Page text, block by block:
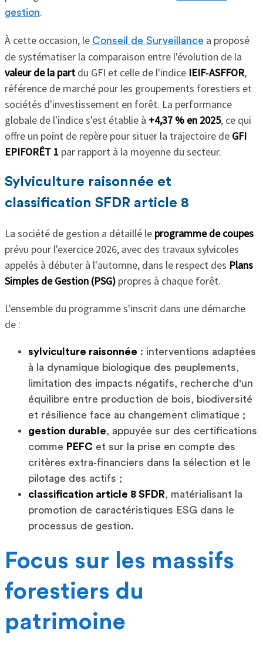
gestion.
À cette occasion, le Conseil de Surveillance a proposé
de systématiser la comparaison entre l'évolution de la
valeur de la partdu GFI et celle de l'indice IEIF‑ASFFOR,
référence de marché pour les groupements forestiers et
sociétés d'investissement en forêt. La performance
globale de l'indice s'est établie à +4,37 % en 2025, ce qui
offre un point de repère pour situer la trajectoire deGFI
EPIFORÊT 1 par rapport à la moyenne du secteur.
Sylviculture raisonnée et
classification SFDR article 8
La société de gestion a détaillé le programme de coupes
prévu pour l'exercice 2026, avec des travaux sylvicoles
appelés à débuter à l'automne, dans le respect des Plans
Simples de Gestion (PSG)propres à chaque forêt.
L'ensemble du programme s'inscrit dans une démarche
de :
sylviculture raisonnée : interventions adaptées
à la dynamique biologique des peuplements,
limitation des impacts négatifs, recherche d'un
équilibre entre production de bois, biodiversité
et résilience face au changement climatique ;
gestion durable, appuyée sur des certifications
comme PEFC et sur la prise en compte des
critères extra‑financiers dans la sélection et le
pilotage des actifs ;
classification article 8 SFDR, matérialisant la
promotion de caractéristiques ESG dans le
processus de gestion.
Focus sur les massifs
forestiers du
patrimoine